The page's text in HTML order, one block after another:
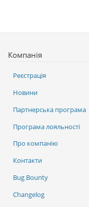
Компанія
Реєстрація
Новини
Партнерська програма
Програма лояльності
Про компанію
Контакти
Bug Bounty
Changelog